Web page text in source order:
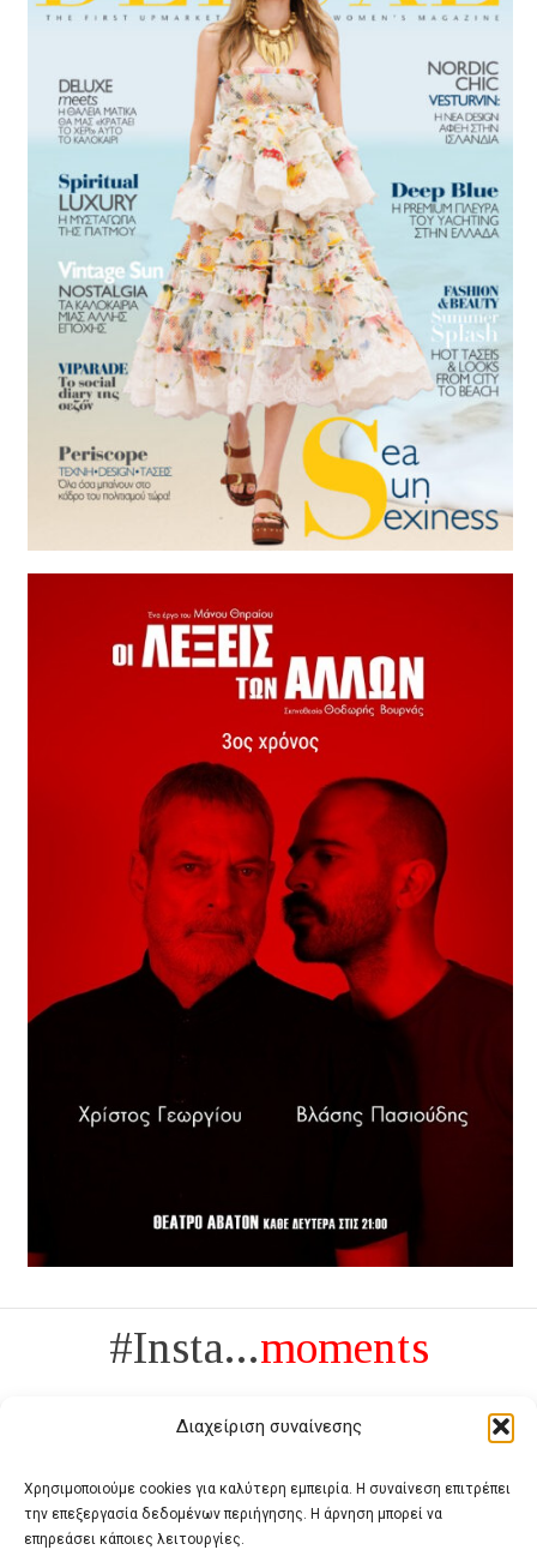
Διαχείριση συναίνεσης
Χρησιμοποιούμε cookies για καλύτερη εμπειρία. Η συναίνεση επιτρέπει
την επεξεργασία δεδομένων περιήγησης. Η άρνηση μπορεί να
επηρεάσει κάποιες λειτουργίες.
#Insta...moments
Πολυτέλεια δεν είναι το αντίθετο της ανέχειας, είναι το αντίθετο της